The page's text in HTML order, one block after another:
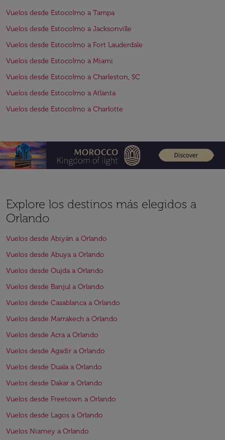
Vuelos desde Estocolmo a Tampa
Vuelos desde Estocolmo a Jacksonville
Vuelos desde Estocolmo a Fort Lauderdale
Vuelos desde Estocolmo a Miami
Vuelos desde Estocolmo a Charleston, SC
Vuelos desde Estocolmo a Atlanta
Vuelos desde Estocolmo a Charlotte
Explore los destinos más elegidos a
Orlando
Vuelos desde Abiyán a Orlando
Vuelos desde Abuya a Orlando
Vuelos desde Oujda a Orlando
Vuelos desde Banjul a Orlando
Vuelos desde Casablanca a Orlando
Vuelos desde Marrakech a Orlando
Vuelos desde Acra a Orlando
Vuelos desde Agadir a Orlando
Vuelos desde Duala a Orlando
Vuelos desde Dakar a Orlando
Vuelos desde Freetown a Orlando
Vuelos desde Lagos a Orlando
Vuelos Niamey a Orlando